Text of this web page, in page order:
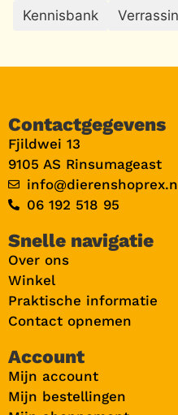
Kennisbank
Contactgegevens
Fjildwei 13
9105 AS Rinsumageast
06 192 518 95
Snelle navigatie
Over ons
Winkel
Praktische informatie
Contact opnemen
Account
Mijn account
Mijn bestellingen